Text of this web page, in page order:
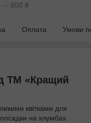
— 800 ₴
Оплата Умови
ТМ «Кращий
квітками для
на клумбах.